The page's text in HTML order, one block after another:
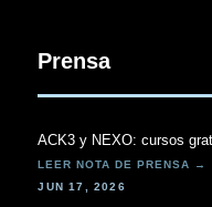
Prensa
ACK3 y NEXO: cursos
JUN 17, 2026